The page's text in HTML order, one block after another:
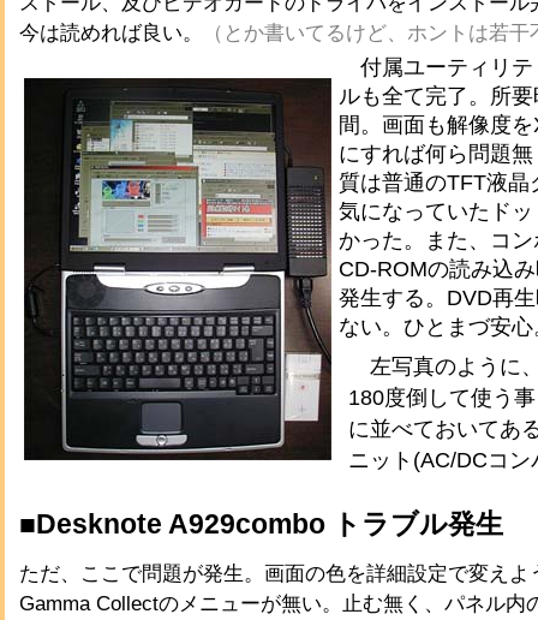
今は読めれば良い。
（とか書いてるけど、ホントは若
付属ユーティリテ
ルも全て完了。所
間。画面も解像度
にすれば何ら問題
質は普通のTFT液晶
気になっていたド
かった。また、コ
CD-ROMの読み込
発生する。DVD再
ない。ひとまづ安心
左写真のように
180度倒して使う
に並べておいてあ
ニット(AC/DCコン
■Desknote A929combo トラブル発生
ただ、ここで問題が発生。画面の色を詳細設定で変えよ
Gamma Collectのメニューが無い。止む無く、パネル内